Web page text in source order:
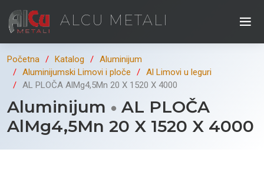
ALCU METALI
Početna Katalog
Aluminijum
Aluminijumski Limovi i ploče
Al Limovi u leguri
AL PLOČA AlMg4,5Mn 20 X 1520 X 4000
Aluminijum
AL PLOČA
AlMg4,5Mn 20 X 1520 X 4000